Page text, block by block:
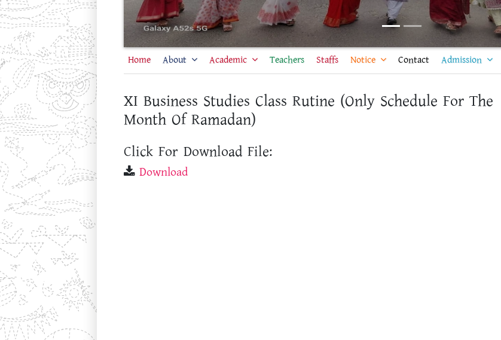
Home About Academic Teachers Staffs Notice Contact Admission
XI Business Studies Class Rutine (Only Schedule For The
Month Of Ramadan)
Click For Download File:
Download